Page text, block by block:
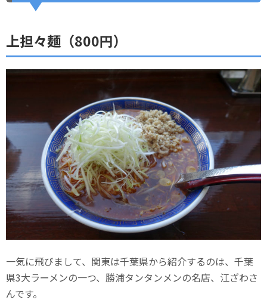
上担々麺（800円）
一気に飛びまして、関東は千葉県から紹介するのは、千葉
県3大ラーメンの一つ、勝浦タンタンメンの名店、江ざわさ
んです。